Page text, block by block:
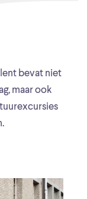
bevat niet
maar ook